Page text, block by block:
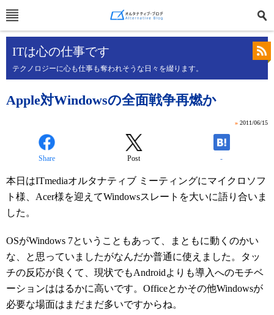
ITは心の仕事です
テクノロジーに心も仕事も奪われそうな日々を綴ります。
Apple対Windowsの全面戦争再燃か
» 2011/06/15
Share Post -
本日はITmediaオルタナティブ ミーティングにマイクロソフ
ト様、Acer様を迎えてWindowsスレートを大いに語り合いま
した。
OSがWindows 7ということもあって、まともに動くのかい
な、と思っていましたがなんだか普通に使えました。タッ
チの反応が良くて、現状でもAndroidよりも導入へのモチベ
ーションははるかに高いです。Officeとかその他Windowsが
必要な場面はまだまだ多いですからね。